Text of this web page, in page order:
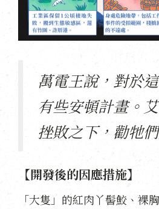
萬電王說，對於
有些安頓計畫。
挫敗之下，勸牠
【開發後的因應措施】
「大隻」的紅肉丫髻鮫、裸